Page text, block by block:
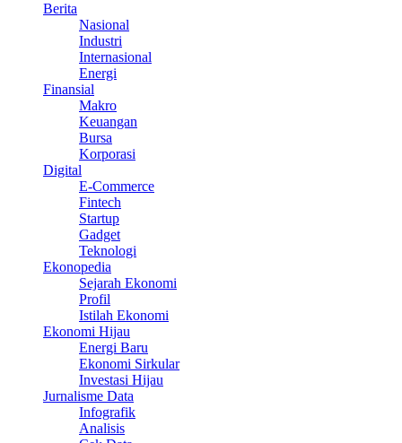
Berita
Nasional
Industri
Internasional
Energi
Finansial
Makro
Keuangan
Bursa
Korporasi
Digital
E-Commerce
Fintech
Startup
Gadget
Teknologi
Ekonopedia
Sejarah Ekonomi
Profil
Istilah Ekonomi
Ekonomi Hijau
Energi Baru
Ekonomi Sirkular
Investasi Hijau
Jurnalisme Data
Infografik
Analisis